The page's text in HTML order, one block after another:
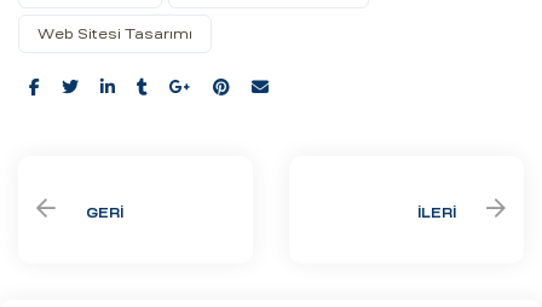
Web Sitesi Tasarımı
Share:
GERI İLERI